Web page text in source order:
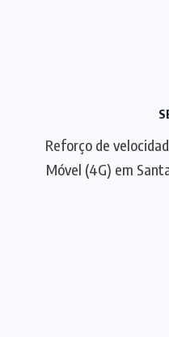
Reforço de
Móvel (4G) em